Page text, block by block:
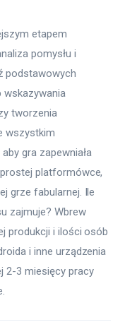
etapem
pomysłu i
podstawowych
wskazywania
tworzenia
wszystkim
gra zapewniała
platformówce,
grze fabularnej. Ile
zajmuje? Wbrew
produkcji i ilości osób
i inne urządzenia
2-3 miesięcy pracy